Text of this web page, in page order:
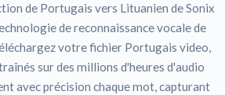
de Portugais vers Lituanien de Sonix
de reconnaissance vocale de
votre fichier Portugais video,
sur des millions d'heures d'audio
avec précision chaque mot, capturant